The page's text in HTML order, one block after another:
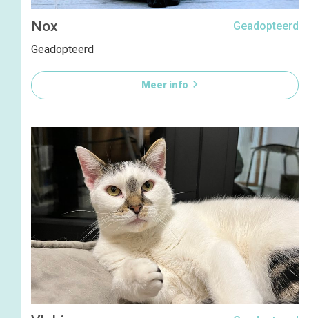
Nox
Geadopteerd
Geadopteerd
Meer info 